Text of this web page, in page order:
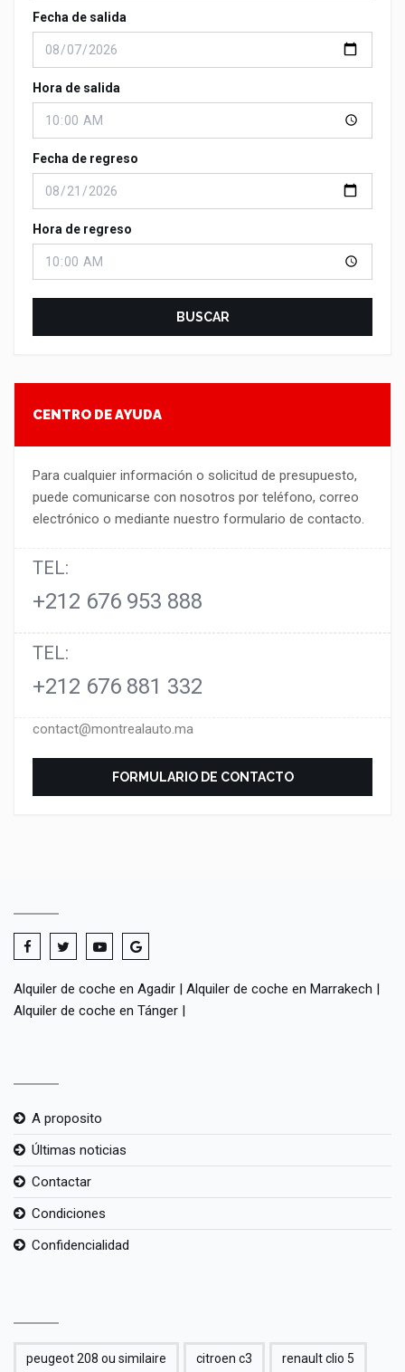
Fecha de salida
Hora de salida
Fecha de regreso
Hora de regreso
BUSCAR
CENTRO DE AYUDA
Para cualquier información o solicitud de presupuesto,
puede comunicarse con nosotros por teléfono, correo
electrónico o mediante nuestro formulario de contacto.
TEL:
+212 676 953 888
TEL:
+212 676 881 332
contact@montrealauto.ma
FORMULARIO DE CONTACTO
Alquiler de coche en Agadir | Alquiler de coche en Marrakech |
Alquiler de coche en Tánger |
A proposito
Últimas noticias
Contactar
Condiciones
Confidencialidad
peugeot 208 ou similaire citroen c3 renault clio 5